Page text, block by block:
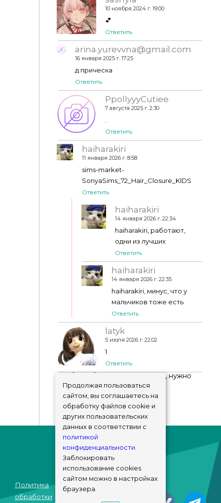
10 ноября 2024 г. 19:00
💕
Ответить
arina.yurevvna@gmail.com
16 января 2025 г. 17:25
д прическа
Ответить
PpollyyyCutiee
7 августа 2025 г. 2:30
Ответить
haiharakiri
11 января 2026 г. 8:58
sims-market-
SonyaSims_72_Hair_Closure_KIDS
Ответить
haiharakiri
14 января 2026 г. 22:34
haiharakiri, работают,
одни из лучших
Ответить
haiharakiri
14 января 2026 г. 22:35
haiharakiri, минус, что у
мальчиков тоже есть
Ответить
latyk
5 июля 2026 г. 22:02
1
Ответить
Чтобы добавить комментарий, нужно
авторизоваться !
Политика
обработки
© sims-market
Продолжая пользоваться
сайтом, вы соглашаетесь на
обработку файлов cookie и
других пользовательских
данных в соответствии с
политикой
конфиденциальности.
Заблокировать
использование cookies
сайтом можно в настройках
браузера.